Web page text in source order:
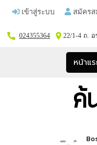
เข้าสู่ระบบ สมัคร
024355364 22/1-4 ถ.
หน้าแ
ค้